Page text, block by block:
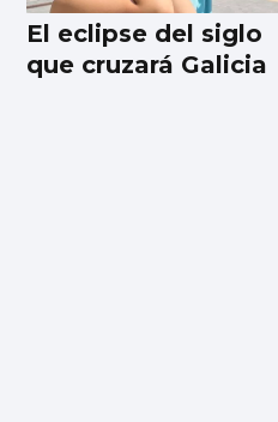
El eclipse del siglo
que cruzará Galicia